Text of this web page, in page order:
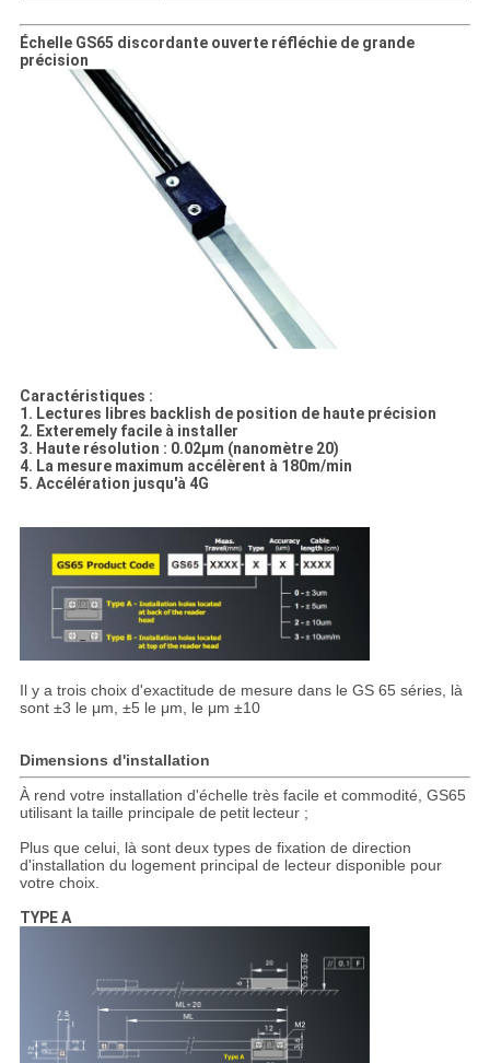
Échelle GS65 discordante ouverte réfléchie de grande
précision
Caractéristiques :
1. Lectures libres backlish de position de haute précision
2. Exteremely facile à installer
3. Haute résolution : 0.02μm (nanomètre 20)
4. La mesure maximum accélèrent à 180m/min
5. Accélération jusqu'à 4G
Il y a trois choix d'exactitude de mesure dans le GS 65 séries, là
sont ±3 le μm, ±5 le μm, le μm ±10
Dimensions d'installation
À rend votre installation d'échelle très facile et commodité, GS65
utilisant lataille principale de petit lecteur ;
Plus que celui, là sont deux types de fixation de direction
d'installation du logement principal de lecteur disponible pour
votre choix.
TYPE A